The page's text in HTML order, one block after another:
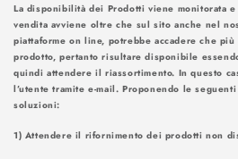
La disponibilità dei Prodotti viene monitorata
vendita avviene oltre che sul sito anche nel
piattaforme on line, potrebbe accadere che
prodotto, pertanto risultare disponibile
quindi attendere il riassortimento. In questo
l’utente tramite e-mail. Proponendo le seguenti
1) Attendere il rifornimento dei prodotti non